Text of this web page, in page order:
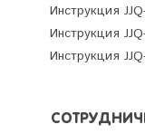
Инструкция
Инструкция
Инструкция